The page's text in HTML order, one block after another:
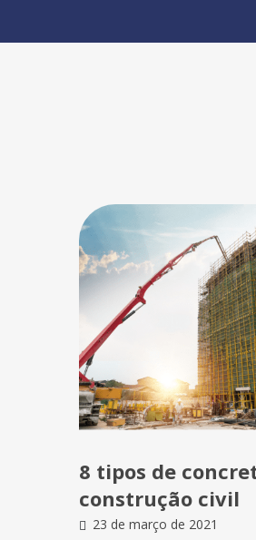
8 tipos de
construção civil
23 de março de 2021